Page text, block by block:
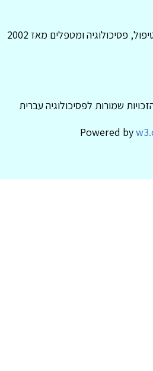
פסיכולוגיה ומטפלים מאז 2002
Powered by